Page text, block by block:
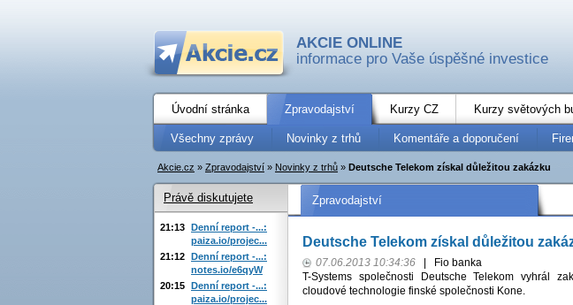
AKCIE ONLINE
informace pro Vaše úspěšné investice
Úvodní stránka Zpravodajství Kurzy CZ Kurzy světových
Všechny zprávy Novinky z trhů Komentáře a doporučení
Akcie.cz » Zpravodajství » Novinky z trhů » Deutsche Telekom získal důležitou zakázku
Zpravodajství
Deutsche Telekom získal důležitou
07.06.2013 10:34:36
Fio banka
T-Systems společnosti Deutsche Telekom vyhrál
cloudové technologie finské společnosti Kone.
Právě diskutujete
21:13 Denní report -...:
paiza.io/projec...
21:12 Denní report -...:
notes.io/e6qyW
20:15 Denní report -...:
paiza.io/projec...